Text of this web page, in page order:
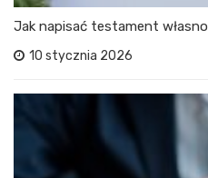
Jak napisać testament
10 stycznia 2026